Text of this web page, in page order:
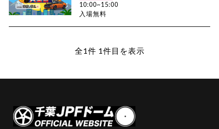
10:00~15:00
入場無料
全1件 1件目を表示